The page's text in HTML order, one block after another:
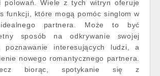
polowań. Wiele z tych witryn oferuje
funkcji, które mogą pomóc singlom w
idealnego partnera. Może to być
sposób na odkrywanie swojej
poznawanie interesujących ludzi, a
nowego romantycznego partnera.
biorąc, spotykanie się z